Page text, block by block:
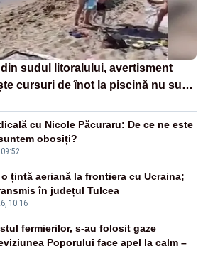
sudul litoralului, avertisment
cursuri de înot la piscină nu sunt
cu Nicole Păcuraru: De ce ne este
obosiți?
10:16
țintă aeriană la frontiera cu Ucraina;
în județul Tulcea
fermierilor, s-au folosit gaze
Poporului face apel la calm –